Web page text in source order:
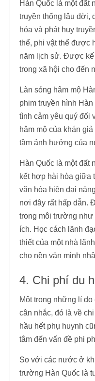
Hàn Quốc là một đất
truyền thống lâu đời,
hóa và phát huy
thể, phi vật thể được
năm lịch sử. Được
trong xã hội cho đến
Làn sóng hâm mộ
phim truyền hình
tình cảm yêu quý đối
hâm mộ của khán
tầm ảnh hưởng của
Hàn Quốc là một đất
kết hợp hài hòa giữa
văn hóa hiện đại
nơi đây rất hấp dẫn.
trong môi trường như
ích. Học cách lãnh
thiết của một nhà
cho nền văn minh
4. Chi phí du
Một trong những lí
cân nhắc, đó là về
hầu hết phụ huynh
tâm đến vấn đề phi
So với các nước ở
trường Hàn Quốc là